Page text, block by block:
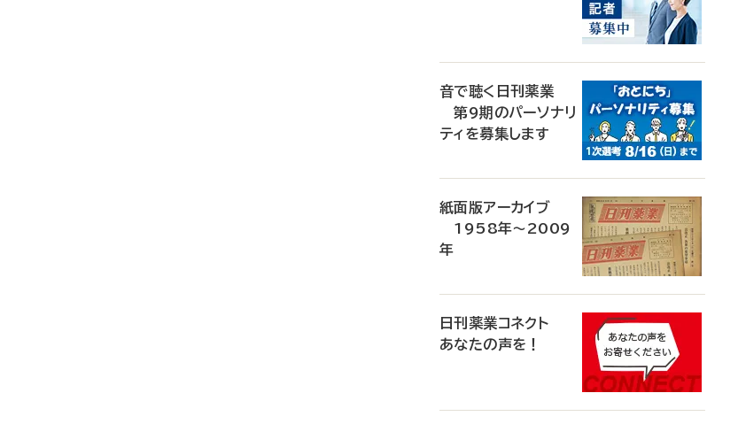
音で聴く日刊薬業
第9期のパーソナリ
ティを募集します
紙面版アーカイブ
1958年～2009
年
日刊薬業コネクト
あなたの声を！